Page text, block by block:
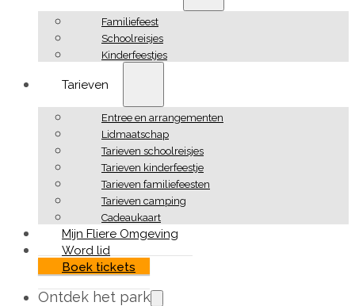
Familiefeest
Schoolreisjes
Kinderfeestjes
Tarieven
Entree en arrangementen
Lidmaatschap
Tarieven schoolreisjes
Tarieven kinderfeestje
Tarieven familiefeesten
Tarieven camping
Cadeaukaart
Mijn Fliere Omgeving
Word lid
Boek tickets
Ontdek het park